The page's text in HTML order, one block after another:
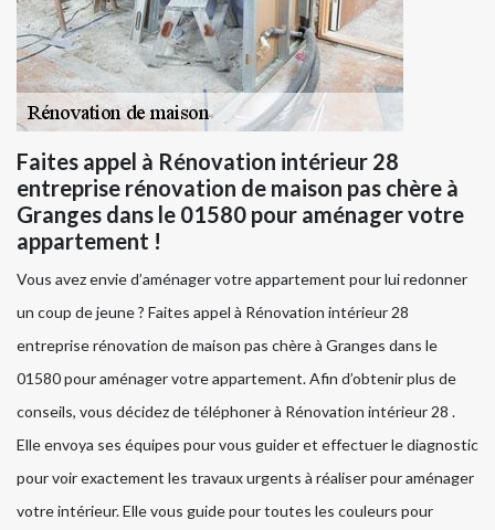
Faites appel à Rénovation intérieur 28
entreprise rénovation de maison pas chère à
Granges dans le 01580 pour aménager votre
appartement !
Vous avez envie d’aménager votre appartement pour lui redonner
un coup de jeune ? Faites appel à Rénovation intérieur 28
entreprise rénovation de maison pas chère à Granges dans le
01580 pour aménager votre appartement. Afin d’obtenir plus de
conseils, vous décidez de téléphoner à Rénovation intérieur 28 .
Elle envoya ses équipes pour vous guider et effectuer le diagnostic
pour voir exactement les travaux urgents à réaliser pour aménager
votre intérieur. Elle vous guide pour toutes les couleurs pour